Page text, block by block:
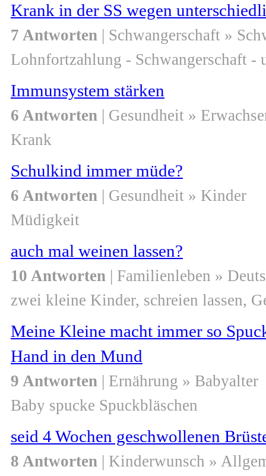
Krank in der SS wegen
7 Antworten | Schwangerschaft »
Lohnfortzahlung - Schwangerschaft -
Immunsystem stärken
6 Antworten | Gesundheit »
Krank
Schulkind immer müde?
6 Antworten | Gesundheit » Kinder
Müdigkeit
auch mal weinen lassen?
10 Antworten | Familienleben »
zwei kleine Kinder, schreien lassen,
Meine Kleine macht immer so
Hand in den Mund
9 Antworten | Ernährung » Babyalter
Baby spucke Spuckbläschen
seid 4 Wochen geschwollenen
8 Antworten | Kinderwunsch »